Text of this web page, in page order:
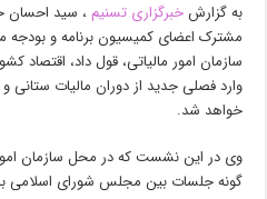
به گزارشخبرگزاری تسنیم ، سید
مشترک اعضای کمیسیون برنامه و
سازمان امور مالیاتی، قول داد، اقتصاد
وارد فصلی جدید از دوران مالیات ستانی
خواهد شد.
وی در این نشست که در محل سازمان امور
گونه جلسات بین مجلس شورای اسلامی با